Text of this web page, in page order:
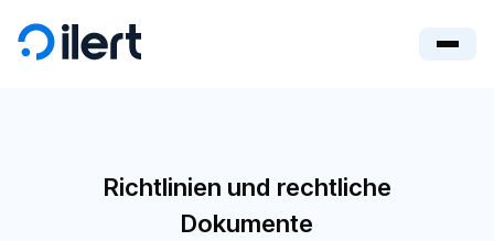
Richtlinien und rechtliche
Dokumente